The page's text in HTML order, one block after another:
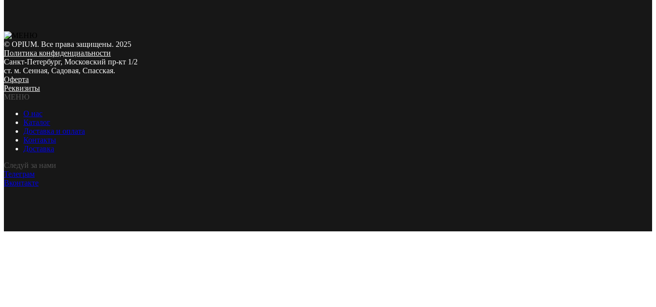
© OPIUM. Все права защищены. 2025
Политика конфиденциальности
Санкт-Петербург, Московский пр-кт 1/2
ст. м. Сенная, Садовая, Спасская.
Оферта
Реквизиты
МЕНЮ
О нас
Каталог
Доставка и оплата
Контакты
Доставка
Следуй за нами
Телеграм
Вконтакте